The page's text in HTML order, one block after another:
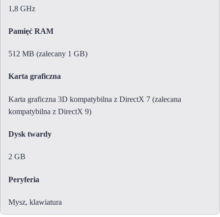
1,8 GHz
Pamięć RAM
512 MB (zalecany 1 GB)
Karta graficzna
Karta graficzna 3D kompatybilna z DirectX 7 (zalecana
kompatybilna z DirectX 9)
Dysk twardy
2 GB
Peryferia
Mysz, klawiatura